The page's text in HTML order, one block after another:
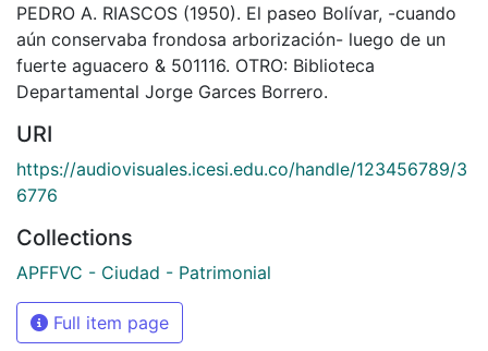
PEDRO A. RIASCOS (1950). El paseo Bolívar, -cuando
aún conservaba frondosa arborización- luego de un
fuerte aguacero & 501116. OTRO: Biblioteca
Departamental Jorge Garces Borrero.
URI
https://audiovisuales.icesi.edu.co/handle/123456789/3
6776
Collections
APFFVC - Ciudad - Patrimonial
Full item page